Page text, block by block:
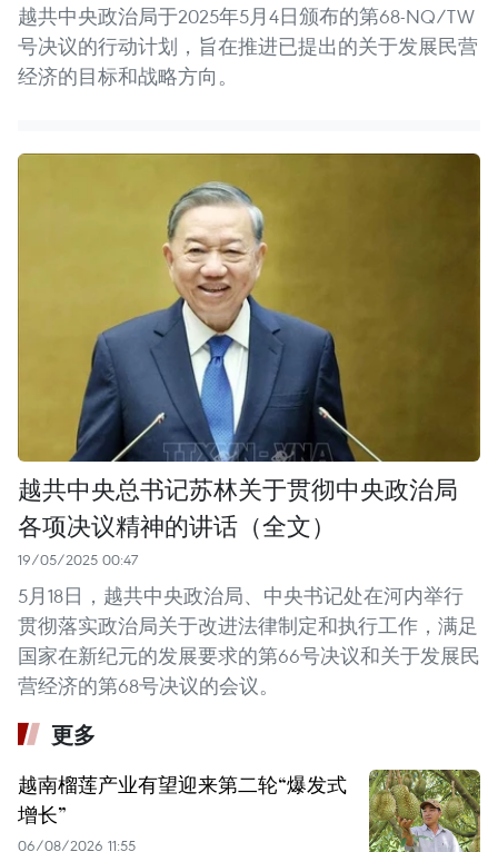
越共中央政治局于2025年5月4日颁布的第68-NQ/TW
号决议的行动计划，旨在推进已提出的关于发展民营
经济的目标和战略方向。
越共中央总书记苏林关于贯彻中央政治局
各项决议精神的讲话（全文）
19/05/2025 00:47
5月18日，越共中央政治局、中央书记处在河内举行
贯彻落实政治局关于改进法律制定和执行工作，满足
国家在新纪元的发展要求的第66号决议和关于发展民
营经济的第68号决议的会议。
更多
越南榴莲产业有望迎来第二轮“爆发式
增长”
06/08/2026 11:55